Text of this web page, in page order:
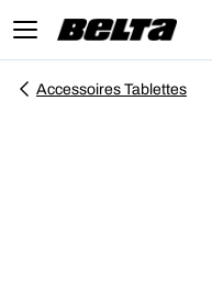
Accessoires Tablettes